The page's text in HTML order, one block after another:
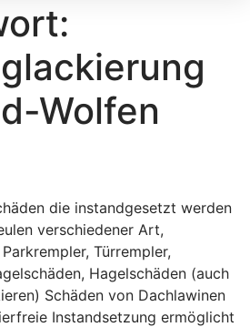
Wolfen
die instandgesetzt werden
verschiedener Art,
Türrempler,
Hagelschäden (auch
Schäden von Dachlawinen
Instandsetzung ermöglicht